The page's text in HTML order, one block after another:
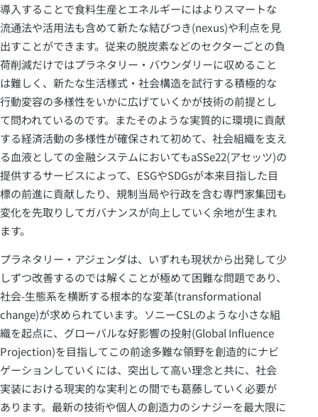
導入することで食料生産とエネルギーにはよりスマートな
流通法や活用法も含めて新たな結びつき(nexus)や利点を見
出すことができます。従来の脱炭素などのセクターごとの負
荷削減だけではプラネタリー・バウンダリーに収めること
は難しく、新たな生活様式・社会構造を試行する積極的な
行動変容の多様性をいかに広げていくかが技術の前提とし
て問われているのです。またそのような実質的に環境に貢献
する経済活動の多様性が確保されて初めて、社会組織を支え
る血液としての金融システムにおいてもaSSe22(アセッツ)の
提供するサービスによって、ESGやSDGsが本来目指した目
標の前進に貢献したり、規制当局や行政を含む専門家集団も
変化を先取りしてガバナンスが向上していく余地が生まれ
ます。
プラネタリー・アジェンダは、いずれも現状から出発して少
しずつ改善するのでは解くことが極めて困難な問題であり、
社会-生態系を横断する根本的な変革(transformational
change)が求められています。ソニーCSLのような小さな組
織を起点に、グローバルな好影響の投射(Global Influence
Projection)を目指してこの前途多難な領野を創造的にナビ
ゲーションしていくには、突出して高い理念と共に、社会
実装における現実的な実利との間でも葛藤していく必要が
あります。最新の技術や個人の創造力のシナジーを最大限に